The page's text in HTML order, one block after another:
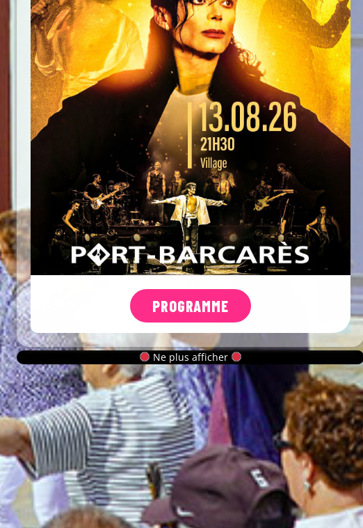
M J V
Télécharger l'agenda
PROGRAMME
Ne plus afficher